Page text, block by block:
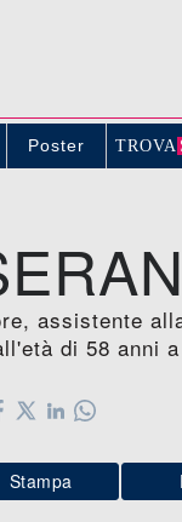
Poster TROVA
assistente
di 58 anni
Stampa